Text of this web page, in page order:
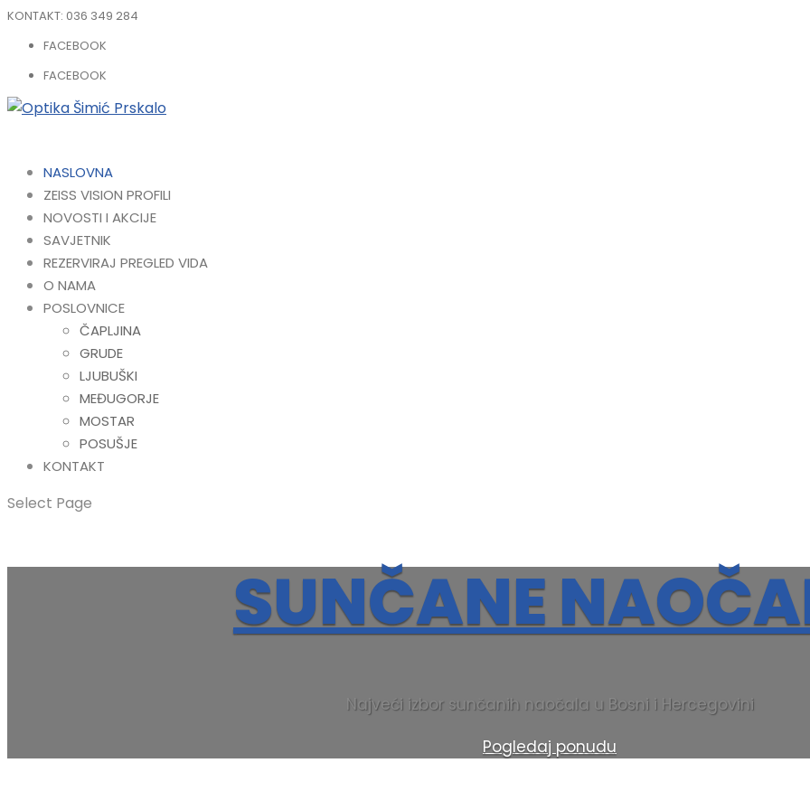
KONTAKT: 036 349 284
FACEBOOK
FACEBOOK
NASLOVNA
ZEISS VISION PROFILI
NOVOSTI I AKCIJE
SAVJETNIK
REZERVIRAJ PREGLED VIDA
O NAMA
POSLOVNICE
ČAPLJINA
GRUDE
LJUBUŠKI
MEĐUGORJE
MOSTAR
POSUŠJE
KONTAKT
Select Page
SUNČANE
Najveći izbor sunčanih naočala u Bosni i Hercegovini
Pogledaj ponudu